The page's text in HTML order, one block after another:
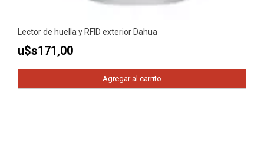
Lector de huella y RFID exterior Dahua
u$s171,00
Agregar al carrito